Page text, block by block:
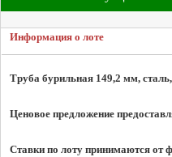
Информация о лоте
Труба бурильная 149,2 мм,
Ценовое предложение
Ставки по лоту принимаются от